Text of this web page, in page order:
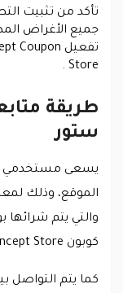
تأكد من تثبيت
جميع الأغراض
Store .
طريقة
ستور
يسعى مستخدمي
الموقع، وذلك
والتي يتم
كوبون That Concept Store .
كما يتم التواصل